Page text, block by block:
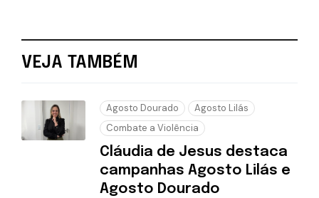
VEJA TAMBÉM
Agosto Dourado
Agosto Lilás
Combate a Violência
Cláudia de Jesus destaca
campanhas Agosto Lilás e
Agosto Dourado